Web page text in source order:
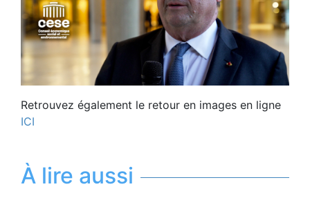
Retrouvez également le retour en images en ligne
ICI
À lire aussi